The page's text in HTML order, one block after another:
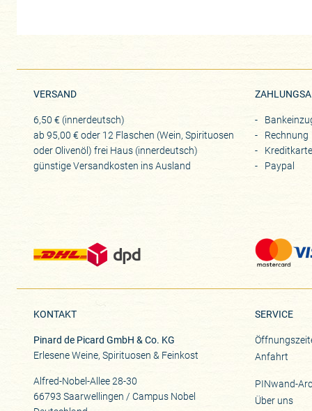
VERSAND
6,50 € (innerdeutsch)
ab 95,00 € oder 12 Flaschen (Wein, Spirituosen
oder Olivenöl) frei Haus (innerdeutsch)
günstige Versandkosten ins Ausland
Rechnung
Paypal
KONTAKT
Pinard de Picard GmbH & Co. KG
Erlesene Weine, Spirituosen & Feinkost
Alfred-Nobel-Allee 28-30
66793 Saarwellingen / Campus Nobel
SERVICE
Anfahrt
PINwand-
Über uns